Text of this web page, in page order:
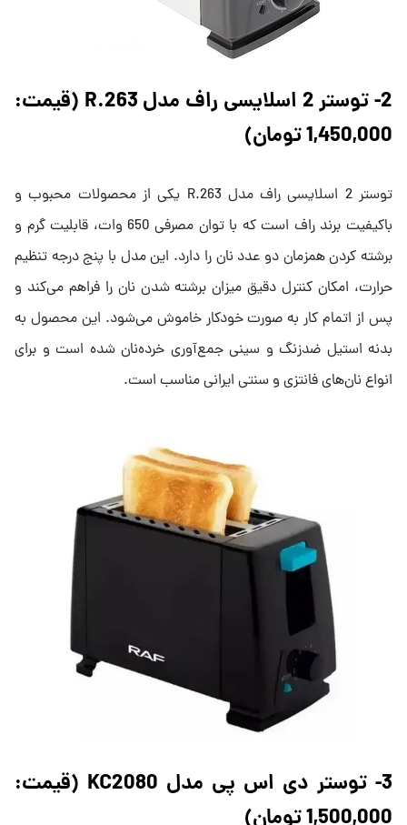
2- توستر 2 اسلایسی راف مدل R.263 (قیمت:
1,450,000 تومان)
توستر 2 اسلایسی راف مدل R.263 یکی از محصولات محبوب و
باکیفیت برند راف است که با توان مصرفی 650 وات، قابلیت گرم و
برشته کردن همزمان دو عدد نان را دارد. این مدل با پنج درجه تنظیم
حرارت، امکان کنترل دقیق میزان برشته شدن نان را فراهم می‌کند و
پس از اتمام کار به صورت خودکار خاموش می‌شود. این محصول به
بدنه استیل ضدزنگ و سینی جمع‌آوری خرده‌نان شده است و برای
انواع نان‌های فانتزی و سنتی ایرانی مناسب است.
3- توستر دی اس پی مدل KC2080 (قیمت: